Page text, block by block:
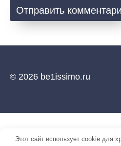
© 2026 be1issimo.ru
Этот сайт использует cookie для